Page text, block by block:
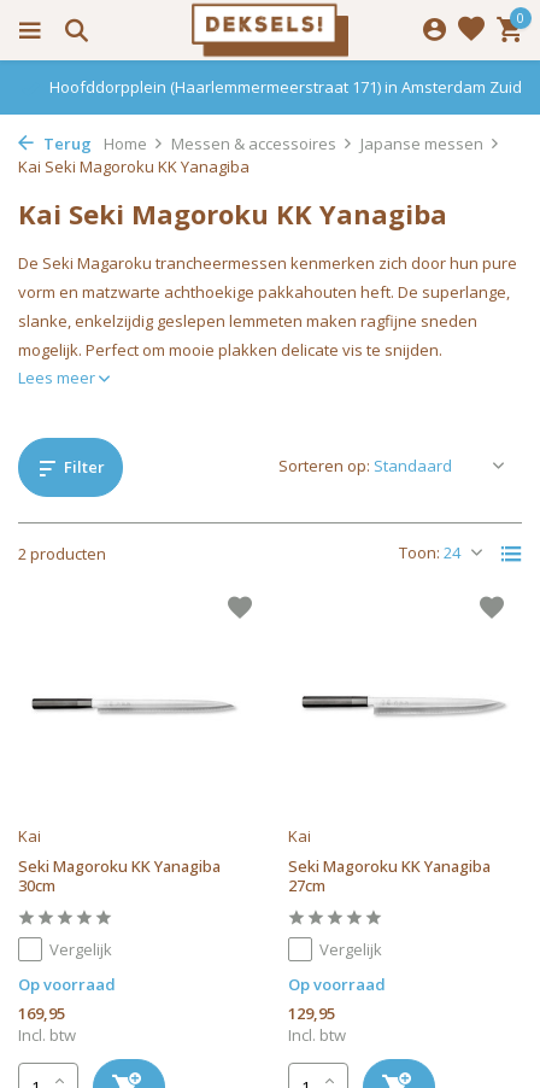
0
Hoofddorpplein (Haarlemmermeerstraat 171) in Amsterdam Zuid
Terug Home Messen & accessoires
Japanse messen
Kai Seki Magoroku KK Yanagiba
Kai Seki Magoroku KK Yanagiba
De Seki Magaroku trancheermessen kenmerken zich door hun pure
vorm en matzwarte achthoekige pakkahouten heft. De superlange,
slanke, enkelzijdig geslepen lemmeten maken ragfijne sneden
mogelijk. Perfect om mooie plakken delicate vis te snijden.
Lees meer
Filter
2 producten Toon:
Sorteren op:
Kai
Seki Magoroku KK Yanagiba
30cm
Vergelijk
Op voorraad
169,95
Incl. btw
Kai
Seki Magoroku KK Yanagiba
27cm
Vergelijk
Op voorraad
129,95
Incl. btw